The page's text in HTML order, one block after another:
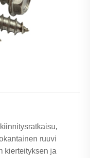
ruuvi
kierteityksen ja